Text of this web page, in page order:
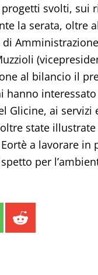
svolti, sui
la serata, oltre
al bilancio il
Glicine, ai
state
a lavorare
per